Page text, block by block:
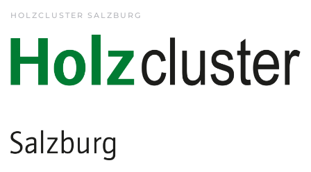
HOLZCLUSTER SALZBURG